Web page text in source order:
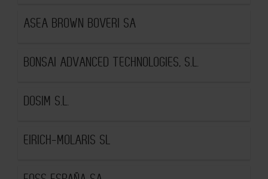
ASEA BROWN BOVERI SA
BONSAI ADVANCED TECHNOLOGIES, S.L.
DOSIM S.L.
EIRICH-MOLARIS SL